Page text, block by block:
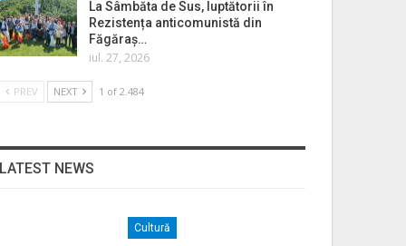
La Sâmbăta de Sus, luptătorii în
Rezistența anticomunistă din
Făgăraș…
iul. 27, 2026
PREV NEXT 1 of 2.484
NEWS
Cultură